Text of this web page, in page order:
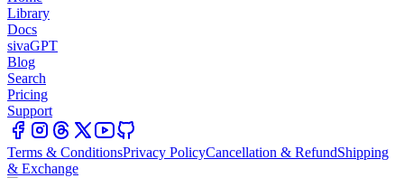
Library
Docs
sivaGPT
Blog
Search
Pricing
Support
Terms & ConditionsPrivacy PolicyCancellation & RefundShipping
& Exchange